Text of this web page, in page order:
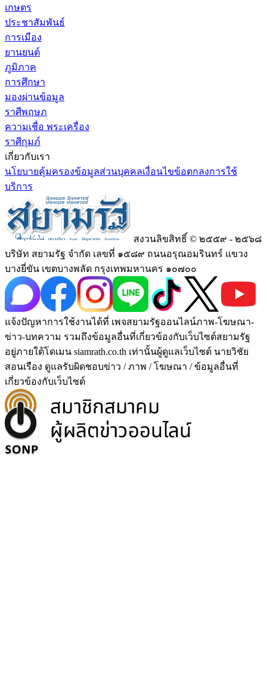
เกษตร
ประชาสัมพันธ์
การเมือง
ยานยนต์
ภูมิภาค
การศึกษา
มองผ่านข้อมูล
ราศีพฤษภ
ความเชื่อ พระเครื่อง
ราศีกุมภ์
เกี่ยวกับเรา
นโยบายคุ้มครองข้อมูลส่วนบุคคลเงื่อนไขข้อตกลงการใช้
บริการ
สงวนลิขสิทธิ์ © ๒๕๕๙ - ๒๕๖๘
บริษัท สยามรัฐ จำกัด เลขที่ ๑๕๘๙ ถนนอรุณอมรินทร์ แขวง
บางยี่ขัน เขตบางพลัด กรุงเทพมหานคร ๑๐๗๐๐
แจ้งปัญหาการใช้งานได้ที่ เพจสยามรัฐออนไลน์ภาพ-โฆษณา-
ข่าว-บทความ รวมถึงข้อมูลอื่นที่เกี่ยวข้องกับเว็บไซต์สยามรัฐ
อยู่ภายใต้โดเมน siamrath.co.th เท่านั้นผู้ดูแลเว็บไซต์ นายวิชัย
สอนเรือง ดูแลรับผิดชอบข่าว / ภาพ / โฆษณา / ข้อมูลอื่นที่
เกี่ยวข้องกับเว็บไซต์